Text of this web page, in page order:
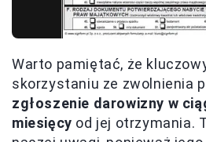
Warto pamiętać, że
skorzystaniu ze zwolnienia
zgłoszenie darowizny w
miesięcy od jej otrzymania.